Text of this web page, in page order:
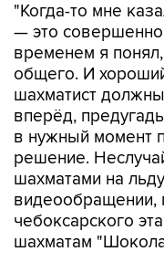
"Когда-то мне
— это
временем я
общего. И
шахматист
вперёд,
в нужный момент
решение.
шахматами на
видеообращении,
чебоксарского
шахматам